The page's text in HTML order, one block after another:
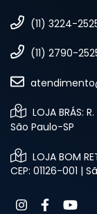
(11) 3224-
(11) 2790-
LOJA BRÁS:
São Paulo-SP
LOJA BOM
CEP: 01126-001 |